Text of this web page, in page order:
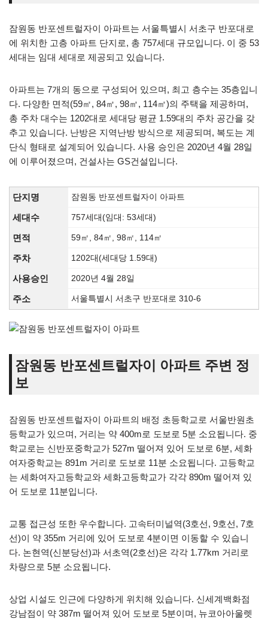
잠원동 반포센트럴자이 아파트는 서울특별시 서초구 반포대로
에 위치한 고층 아파트 단지로, 총 757세대 규모입니다. 이 중 53
세대는 임대 세대로 제공되고 있습니다.
아파트는 7개의 동으로 구성되어 있으며, 최고 층수는 35층입니
다. 다양한 면적(59㎡, 84㎡, 98㎡, 114㎡)의 주택을 제공하며,
총 주차 대수는 1202대로 세대당 평균 1.59대의 주차 공간을 갖
추고 있습니다. 난방은 지역난방 방식으로 제공되며, 복도는 계
단식 형태로 설계되어 있습니다. 사용 승인은 2020년 4월 28일
에 이루어졌으며, 건설사는 GS건설입니다.
단지명 잠원동 반포센트럴자이 아파트
세대수 757세대(임대: 53세대)
면적 59㎡, 84㎡, 98㎡, 114㎡
주차 1202대(세대당 1.59대)
사용승인 2020년 4월 28일
주소 서울특별시 서초구 반포대로 310-6
잠원동 반포센트럴자이 아파트 주변 정
보
잠원동 반포센트럴자이 아파트의 배정 초등학교로 서울반원초
등학교가 있으며, 거리는 약 400m로 도보로 5분 소요됩니다. 중
학교로는 신반포중학교가 527m 떨어져 있어 도보로 6분, 세화
여자중학교는 891m 거리로 도보로 11분 소요됩니다. 고등학교
는 세화여자고등학교와 세화고등학교가 각각 890m 떨어져 있
어 도보로 11분입니다.
교통 접근성 또한 우수합니다. 고속터미널역(3호선, 9호선, 7호
선)이 약 355m 거리에 있어 도보로 4분이면 이동할 수 있습니
다. 논현역(신분당선)과 서초역(2호선)은 각각 1.77km 거리로
차량으로 5분 소요됩니다.
상업 시설도 인근에 다양하게 위치해 있습니다. 신세계백화점
강남점이 약 387m 떨어져 있어 도보로 5분이며, 뉴코아아울렛